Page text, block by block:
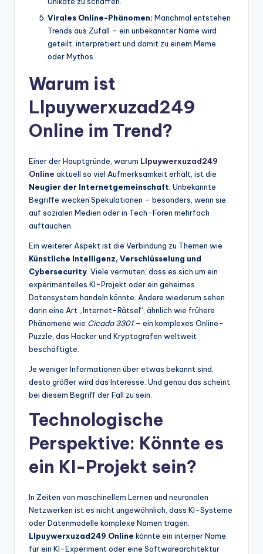
Virales Online-Phänomen: Manchmal entstehen
Trends aus Zufall – ein unbekannter Name wird
geteilt, interpretiert und damit zu einem Meme
oder Mythos.
Warum ist
Llpuywerxuzad249
Online im Trend?
Einer der Hauptgründe, warum Llpuywerxuzad249
Online aktuell so viel Aufmerksamkeit erhält, ist die
Neugier der Internetgemeinschaft . Unbekannte
Begriffe wecken Spekulationen – besonders, wenn sie
auf sozialen Medien oder in Tech-Foren mehrfach
auftauchen.
Ein weiterer Aspekt ist die Verbindung zu Themen wie
Künstliche Intelligenz, Verschlüsselung und
Cybersecurity . Viele vermuten, dass es sich um ein
experimentelles KI-Projekt oder ein geheimes
Datensystem handeln könnte. Andere wiederum sehen
darin eine Art „Internet-Rätsel“, ähnlich wie frühere
Phänomene wie Cicada 3301– ein komplexes Online-
Puzzle, das Hacker und Kryptografen weltweit
beschäftigte.
Je weniger Informationen über etwas bekannt sind,
desto größer wird das Interesse. Und genau das scheint
bei diesem Begriff der Fall zu sein.
Technologische
Perspektive: Könnte es
ein KI-Projekt sein?
In Zeiten von maschinellem Lernen und neuronalen
Netzwerken ist es nicht ungewöhnlich, dass KI-Systeme
oder Datenmodelle komplexe Namen tragen.
Llpuywerxuzad249 Online könnte ein interner Name
für ein KI-Experiment oder eine Softwarearchitektur